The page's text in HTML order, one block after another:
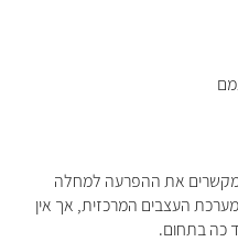
את ההפרעה למחלה
העצבים המרכזית, אך אין
כה בתחום.